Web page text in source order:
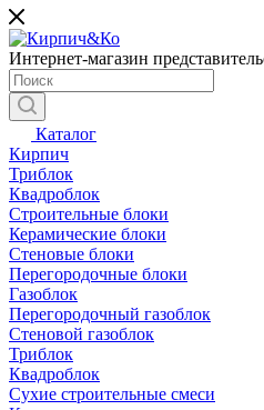
Интернет-магазин
Каталог
Кирпич
Триблок
Квадроблок
Строительные блоки
Керамические блоки
Стеновые блоки
Перегородочные блоки
Газоблок
Перегородочный газоблок
Стеновой газоблок
Триблок
Квадроблок
Сухие строительные смеси